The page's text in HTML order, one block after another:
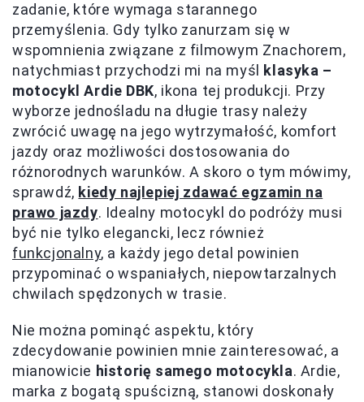
zadanie, które wymaga starannego
przemyślenia. Gdy tylko zanurzam się w
wspomnienia związane z filmowym Znachorem,
natychmiast przychodzi mi na myśl
klasyka –
motocykl Ardie DBK, ikona tej produkcji. Przy
wyborze jednośladu na długie trasy należy
zwrócić uwagę na jego wytrzymałość, komfort
jazdy oraz możliwości dostosowania do
różnorodnych warunków. A skoro o tym mówimy,
sprawdź, kiedy najlepiej zdawać egzamin na
prawo jazdy. Idealny motocykl do podróży musi
być nie tylko elegancki, lecz również
funkcjonalny, a każdy jego detal powinien
przypominać o wspaniałych, niepowtarzalnych
chwilach spędzonych w trasie.
Nie można pominąć aspektu, który
zdecydowanie powinien mnie zainteresować, a
mianowicie historię samego motocykla. Ardie,
marka z bogatą spuścizną, stanowi doskonały